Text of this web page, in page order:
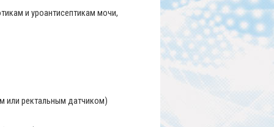
и уроантисептикам мочи,
или ректальным датчиком)